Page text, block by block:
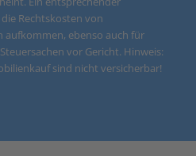
Rechtskosten von
aufkommen, ebenso auch für
vor Gericht. Hinweis:
sind nicht versicherbar!